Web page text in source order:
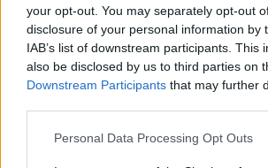
your opt-out. You may separately opt-out
disclosure of your personal information by
IAB’s list of downstream participants. This
also be disclosed by us to third parties on
Downstream Participants that may further
Please note that this website/app uses one
Personal Data Processing Opt Outs
Az N1 televízió megjegyezte:
modern értelmezése is legyen a
köszöntésnek, gyökerei
usztasa-rezsim korszakához
csatorna hozzátette: míg „a
egyértelmű határt húztak”